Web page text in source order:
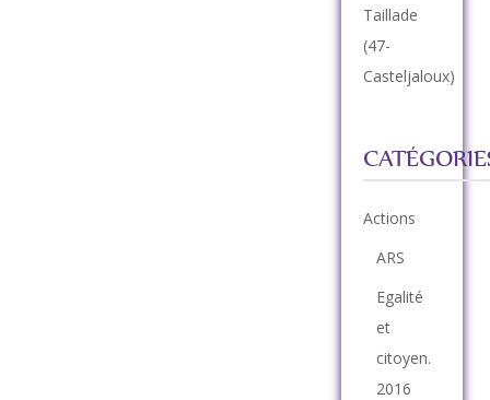
Taillade
(47-
Casteljaloux)
Actions
ARS
Egalité
et
citoyen.
2016